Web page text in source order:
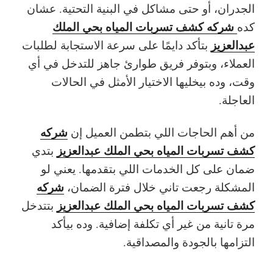
الجدران، أو حتى مشاكل في البنية التحتية. عشان
كده شركه كشف تسربات المياه بحي الملك
عبدالعزيز بتأكد دايمًا على سرعة الاستجابة لطلبات
العملاء، وبتوفر فريق طوارئ جاهز للتدخل في أي
وقت، وده بيخليها الاختيار الأمثل في الحالات
العاجلة.
من أهم الحاجات اللي بتطمن العميل إن شركه
كشف تسربات المياه بحي الملك عبدالعزيز بتدي
ضمان على كل الخدمات اللي بتقدمها. يعني لو
المشكلة رجعت تاني خلال فترة الضمان، شركه
كشف تسربات المياه بحي الملك عبدالعزيز بتتدخل
مرة تانية من غير أي تكلفة إضافية. وده بيأكد
التزامها بالجودة والمصداقية.